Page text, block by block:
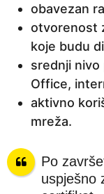
obavezan
otvorenost
koje budu
srednji nivo
Office,
aktivno
mreža.
Po
uspješno